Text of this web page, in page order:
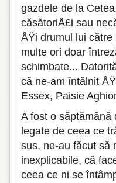
gazdele de la
căsătoriÅ£i sau
ÅŸi drumul lui
multe ori doar
schimbate...
că ne-am întâlnit
Essex, Paisie
A fost o săptămână
legate de ceea ce
sus, ne-au făcut să
inexplicabile, că
ceea ce ni se